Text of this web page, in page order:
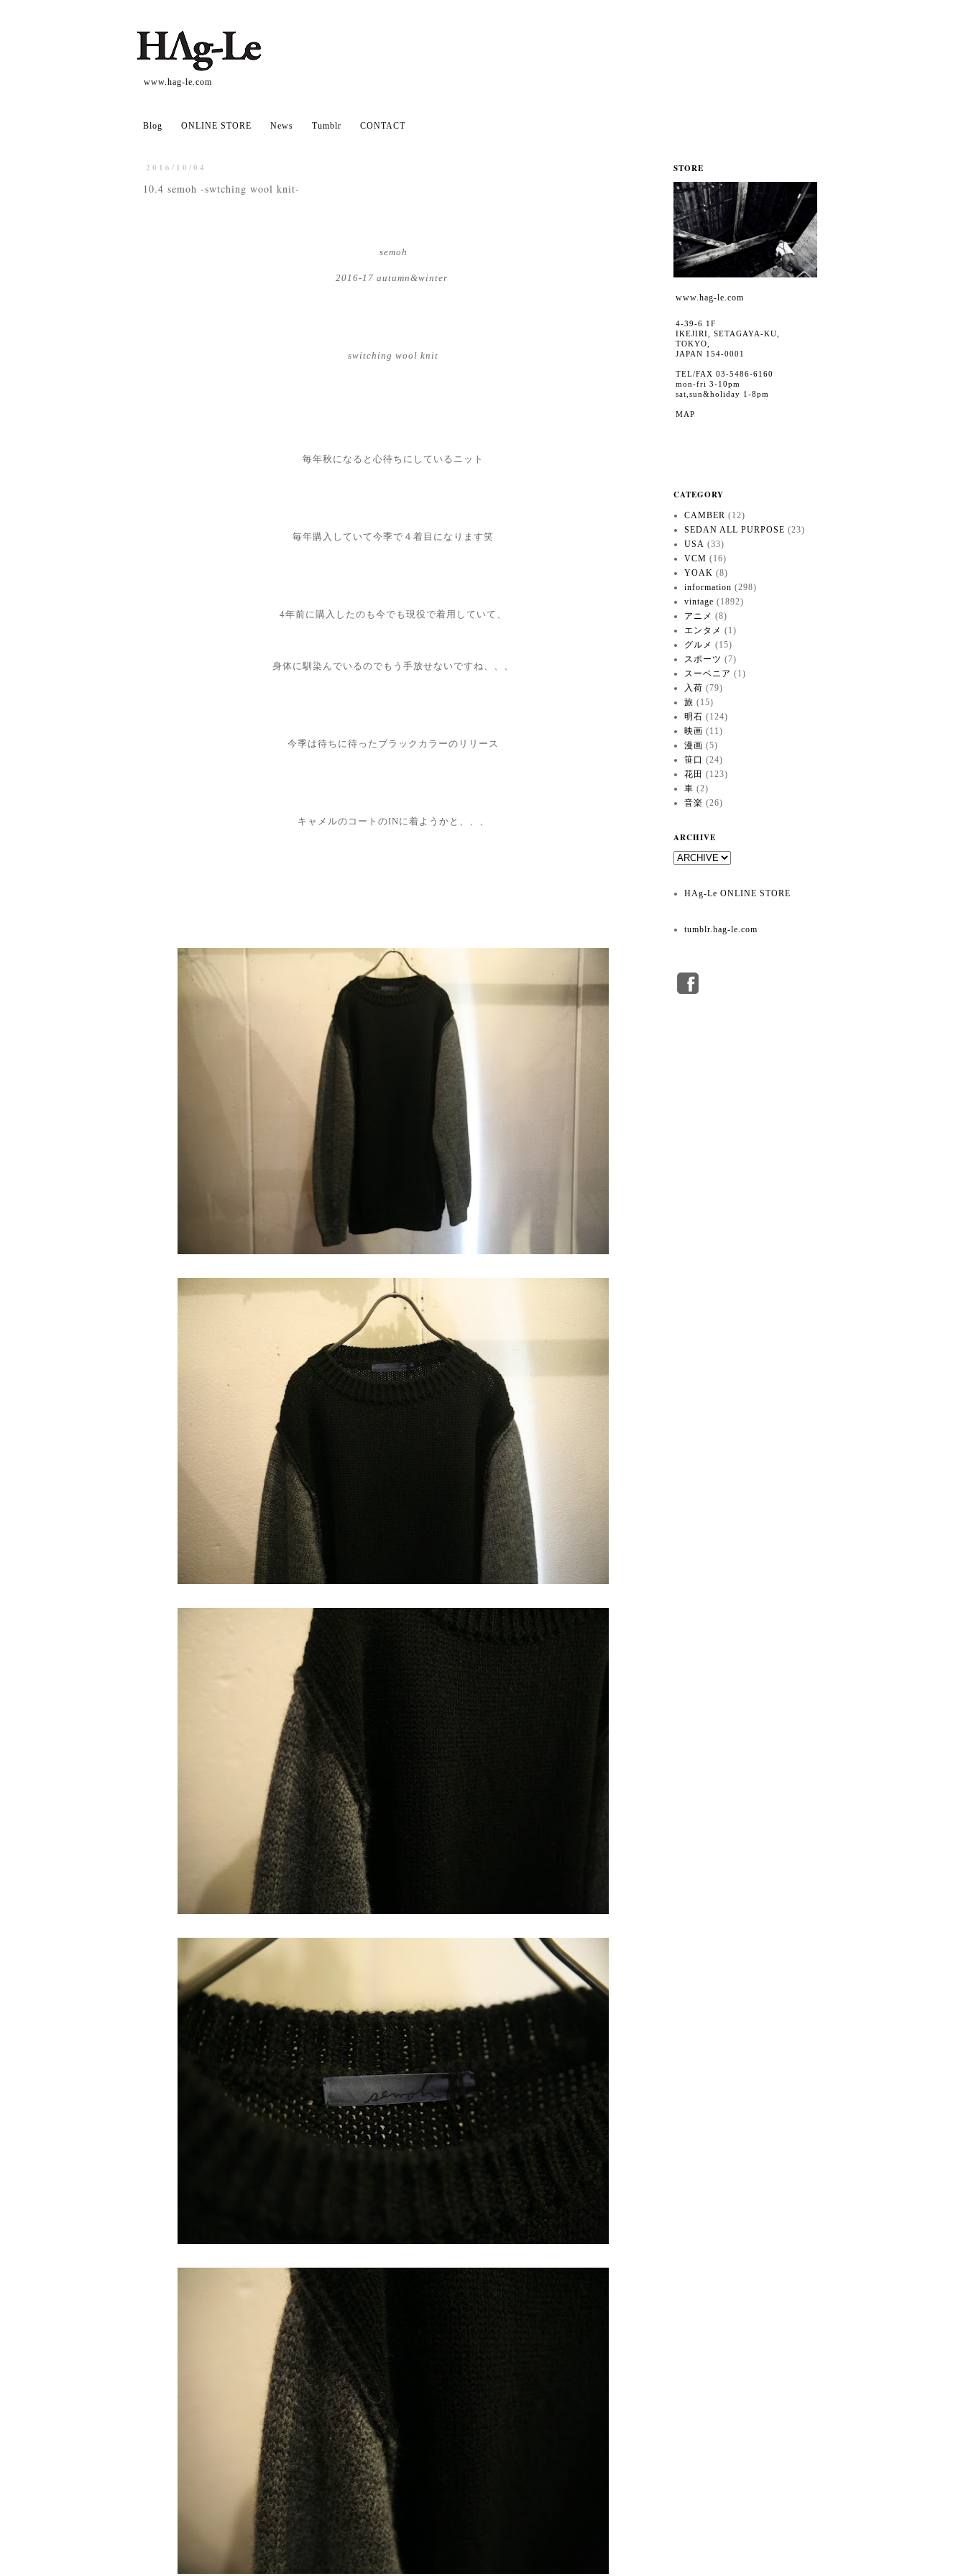
www.hag-le.com
Blog ONLINE STORE News Tumblr CONTACT
2016/10/04
10.4 semoh -swtching wool knit-
semoh
2016-17 autumn&winter
switching wool knit
毎年秋になると心待ちにしているニット
毎年購入していて今季で４着目になります笑
4年前に購入したのも今でも現役で着用していて、
身体に馴染んでいるのでもう手放せないですね、、、
今季は待ちに待ったブラックカラーのリリース
キャメルのコートのINに着ようかと、、、
STORE
www.hag-le.com
4-39-6 1F
IKEJIRI, SETAGAYA-KU,
TOKYO,
JAPAN 154-0001
TEL/FAX 03-5486-6160
mon-fri 3-10pm
sat,sun&holiday 1-8pm
MAP
CATEGORY
CAMBER (12)
SEDAN ALL PURPOSE (23)
USA (33)
VCM (16)
YOAK (8)
information (298)
vintage (1892)
アニメ (8)
エンタメ (1)
グルメ (15)
スポーツ (7)
スーベニア (1)
入荷 (79)
旅 (15)
明石 (124)
映画 (11)
漫画 (5)
笹口 (24)
花田 (123)
車 (2)
音楽 (26)
ARCHIVE
HAg-Le ONLINE STORE
tumblr.hag-le.com